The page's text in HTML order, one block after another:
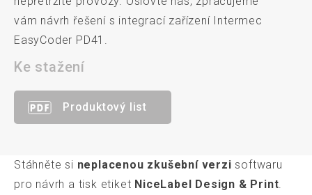
vám návrh řešení s integrací zařízení Intermec
EasyCoder PD41.
Ke stažení
Produktový list
Stáhněte si neplacenou zkušební verzi softwaru
pro návrh a tisk etiket NiceLabel Design & Print.